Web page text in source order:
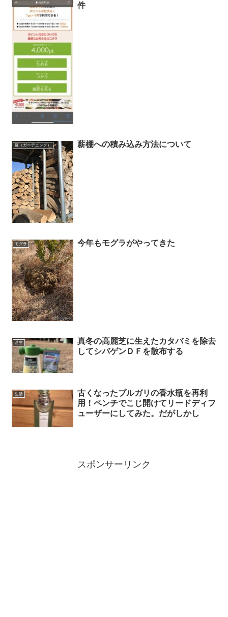
件
庭（ガーデニング） 薪棚への積み込み方法について
モグラ 今年もモグラがやってきた
芝生
真冬の高麗芝に生えたカタバミを除去
してシバゲンＤＦを散布する
生活
古くなったブルガリの香水瓶を再利
用！ペンチでこじ開けてリードディフ
ューザーにしてみた。だがしかし
スポンサーリンク